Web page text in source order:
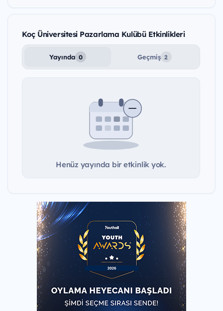
Koç Üniversitesi Pazarlama Kulübü Etkinlikleri
Yayında 0 Geçmiş 2
Henüz yayında bir etkinlik yok.